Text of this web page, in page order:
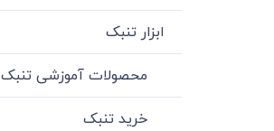
ابزار تنبک
محصولات آموزشی تنبک
خرید تنبک